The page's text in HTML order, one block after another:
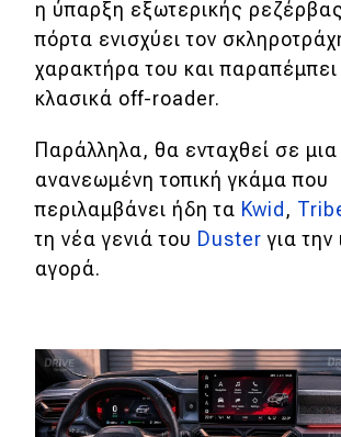
η ύπαρξη εξωτερικής
πόρτα ενισχύει τον
χαρακτήρα του και
κλασικά off-roader.
Παράλληλα, θα ενταχθεί σε μια
ανανεωμένη τοπική γκάμα που
περιλαμβάνει ήδη τα Kwid ,
τη νέα γενιά του Duster για την
αγορά.